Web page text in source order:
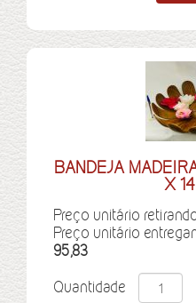
BANDEJA
X
Preço unitário
Preço unitário
95,83
Quantidade